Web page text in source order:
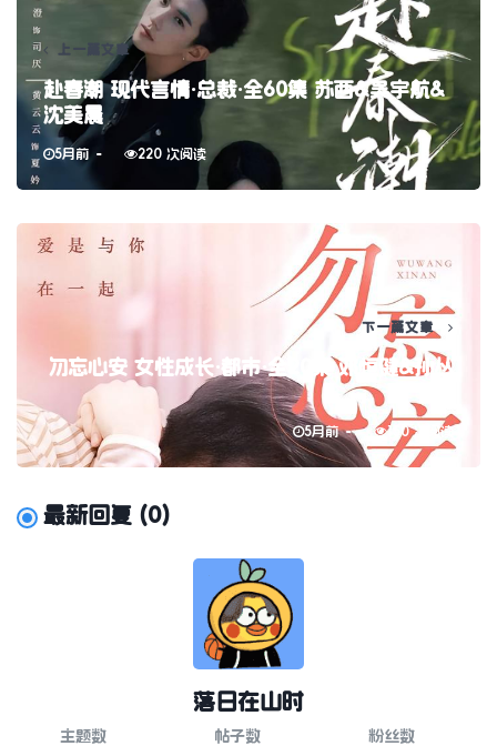
上一篇文章
赴春潮 现代言情·总裁·全60集 苏西&吴宇航&
沈美晨
5月前 220 次阅读
下一篇文章
勿忘心安 女性成长·都市·全20集 邓恒健&孙丛
5月前 150 次阅读
最新回复 (0)
落日在山时
主题数
帖子数
粉丝数